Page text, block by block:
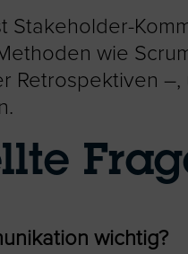
Stakeholder-
wie
Retrospektiven
wichtig?